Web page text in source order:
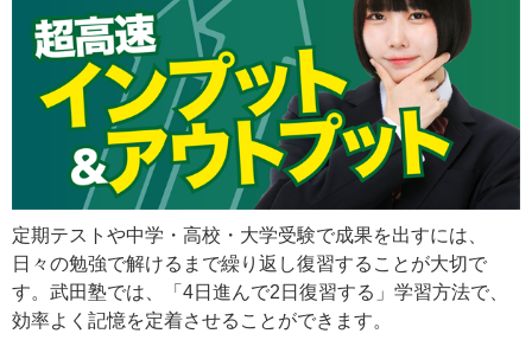
定期テストや中学・高校・大学受験で成果を出すには、
日々の勉強で解けるまで繰り返し復習することが大切で
す。武田塾では、「4日進んで2日復習する」学習方法で、
効率よく記憶を定着させることができます。